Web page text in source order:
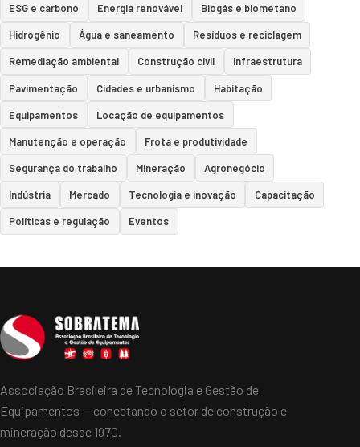
ESG e carbono Energia renovável Biogás e biometano
Hidrogênio Água e saneamento Resíduos e reciclagem
Remediação ambiental Construção civil Infraestrutura
Pavimentação Cidades e urbanismo Habitação
Equipamentos Locação de equipamentos
Manutenção e operação Frota e produtividade
Segurança do trabalho Mineração Agronegócio
Indústria Mercado Tecnologia e inovação Capacitação
Políticas e regulação Eventos
Associação Brasileira de Tecnologia e Gestão de
Equipamentos — conectando o setor de construção e
mineração desde 1970.